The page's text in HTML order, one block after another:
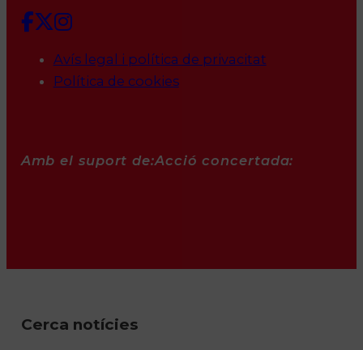
Avís legal i política de privacitat
Política de cookies
Amb el suport de:Acció concertada:
Cerca notícies